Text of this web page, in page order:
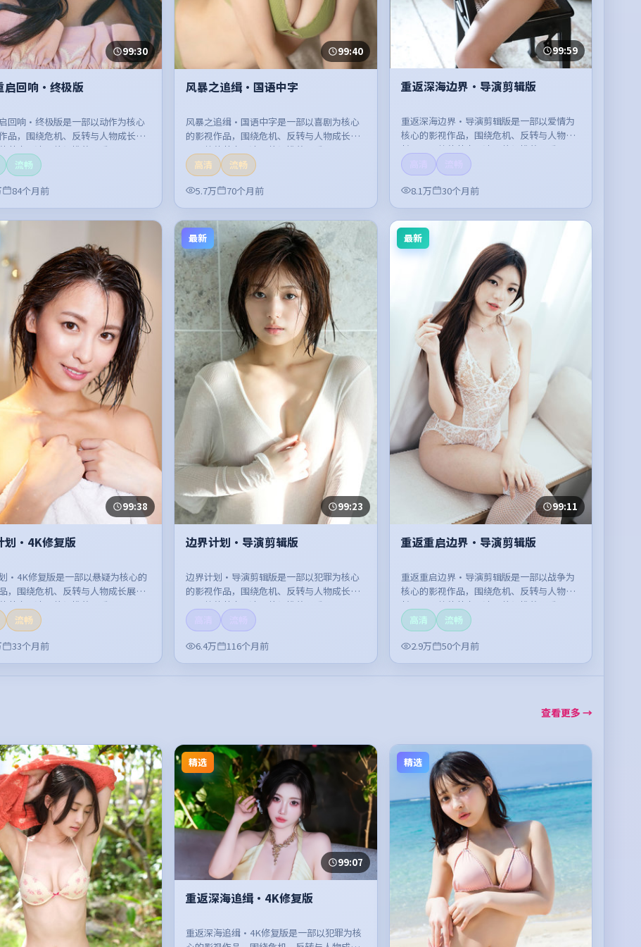
99:30
启回响·终极版
回响·终极版是一部以动作为核心
品，围绕危机、反转与人物成长展
节奏紧凑，值得推荐观看。
流畅
84个月前
99:40
风暴之追缉·国语中字
风暴之追缉·国语中字是一部以喜剧为核心
的影视作品，围绕危机、反转与人物成长展
开，整体节奏紧凑，值得推荐观看。
高清
流畅
5.7万
70个月前
99:59
重返深海边界·导演剪辑版
重返深海边界·导演剪辑版是一部以爱情为
核心的影视作品，围绕危机、反转与人物成
长展开，整体节奏紧凑，值得推荐观看。
8.1万
30个月前
99:38
划·4K修复版
·4K修复版是一部以悬疑为核心的
，围绕危机、反转与人物成长展
节奏紧凑，值得推荐观看。
流畅
33个月前
最新
99:23
边界计划·导演剪辑版
边界计划·导演剪辑版是一部以犯罪为核心
的影视作品，围绕危机、反转与人物成长展
开，整体节奏紧凑，值得推荐观看。
6.4万
116个月前
最新
99:11
重返重启边界·导演剪辑版
重返重启边界·导演剪辑版是一部以战争为
核心的影视作品，围绕危机、反转与人物成
长展开，整体节奏紧凑，值得推荐观看。
高清
流畅
2.9万
50个月前
查看更多 →
精选
99:07
重返深海追缉·4K修复版
重返深海追缉·4K修复版是一部以犯罪为核
精选